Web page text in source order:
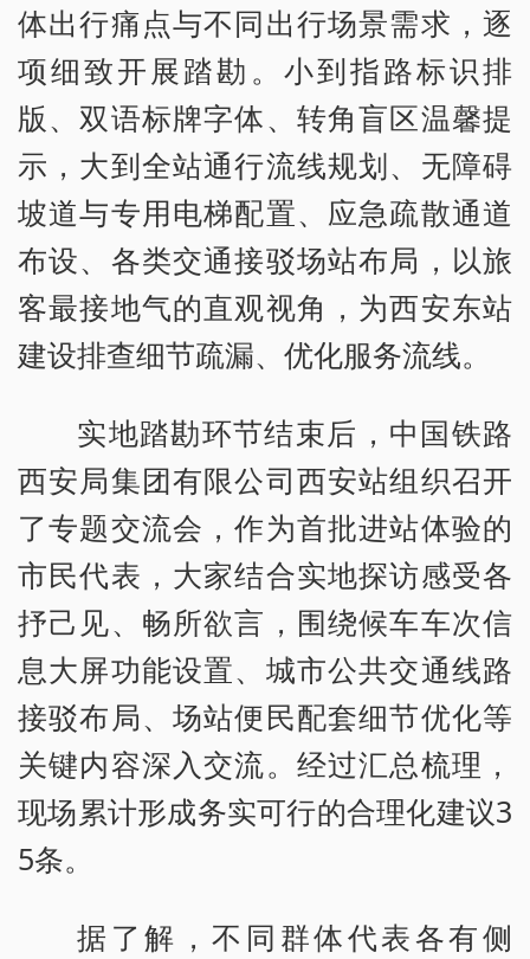
体出行痛点与不同出行场景需求，逐
项细致开展踏勘。小到指路标识排
版、双语标牌字体、转角盲区温馨提
示，大到全站通行流线规划、无障碍
坡道与专用电梯配置、应急疏散通道
布设、各类交通接驳场站布局，以旅
客最接地气的直观视角，为西安东站
建设排查细节疏漏、优化服务流线。
实地踏勘环节结束后，中国铁路
西安局集团有限公司西安站组织召开
了专题交流会，作为首批进站体验的
市民代表，大家结合实地探访感受各
抒己见、畅所欲言，围绕候车车次信
息大屏功能设置、城市公共交通线路
接驳布局、场站便民配套细节优化等
关键内容深入交流。经过汇总梳理，
现场累计形成务实可行的合理化建议3
5条。
据了解，不同群体代表各有侧